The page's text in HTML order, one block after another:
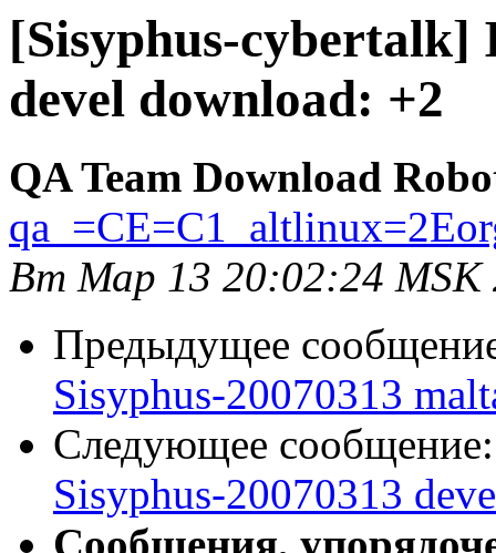
[Sisyphus-cybertalk]
devel download: +2
QA Team Download
Вт Мар 13 20:02:24 MSK
Предыдущее
Sisyphus-20070313
Следующее
Sisyphus-20070313